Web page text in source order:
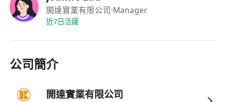
開達實業有限公司·Manager
近7日活躍
公司簡介
開達實業有限公司